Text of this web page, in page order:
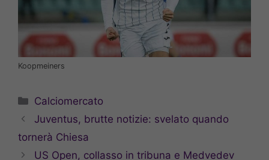
Koopmeiners
Categorie
Calciomercato
Juventus, brutte notizie: svelato quando
tornerà Chiesa
US Open, collasso in tribuna e Medvedev